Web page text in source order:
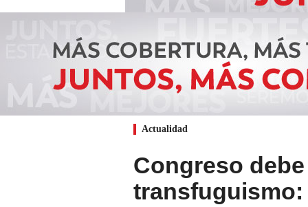
Actualidad
Congreso
transfuguismo: